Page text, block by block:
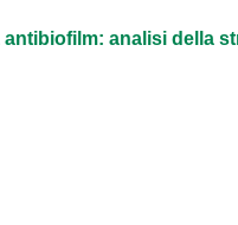
analisi della